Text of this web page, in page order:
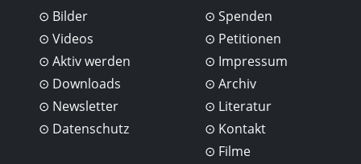
Bilder
Videos
Spenden
Petitionen
Aktiv werden
Downloads
Newsletter
Datenschutz
Impressum
Archiv
Literatur
Kontakt
Filme